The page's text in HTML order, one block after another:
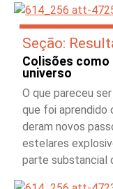
Seção:
Colisões como
universo
O que pareceu
que foi aprendido
deram novos
estelares
parte substancial